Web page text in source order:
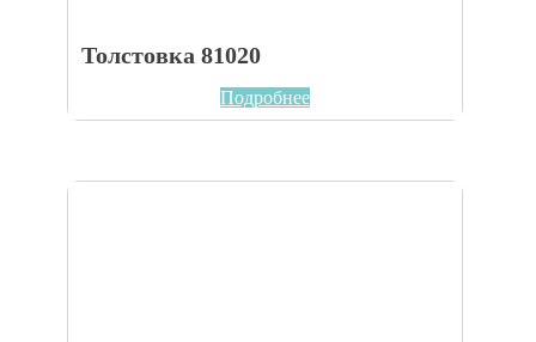
Толстовка 81020
Подробнее